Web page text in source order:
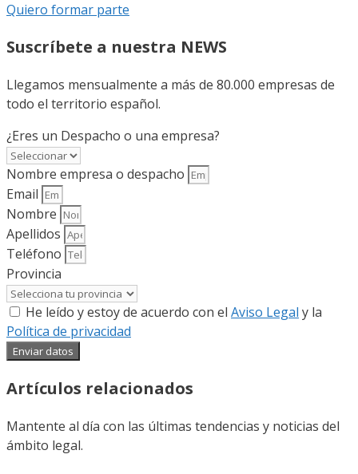
Quiero formar parte
Suscríbete a nuestra NEWS
Llegamos mensualmente a más de 80.000 empresas de
todo el territorio español.
¿Eres un Despacho o una empresa?
Nombre empresa o despacho
Email
Nombre
Apellidos
Teléfono
Provincia
He leído y estoy de acuerdo con el Aviso Legal y la
Política de privacidad
Enviar datos
Artículos relacionados
Mantente al día con las últimas tendencias y noticias del
ámbito legal.